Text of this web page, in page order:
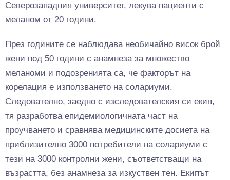
Северозападния университет, лекува пациенти с
меланом от 20 години.
През годините се наблюдава необичайно висок брой
жени под 50 години с анамнеза за множество
меланоми и подозренията са, че факторът на
корелация е използването на солариуми.
Следователно, заедно с изследователския си екип,
тя разработва епидемиологичната част на
проучването и сравнява медицинските досиета на
приблизително 3000 потребители на солариуми с
тези на 3000 контролни жени, съответстващи на
възрастта, без анамнеза за изкуствен тен. Екипът